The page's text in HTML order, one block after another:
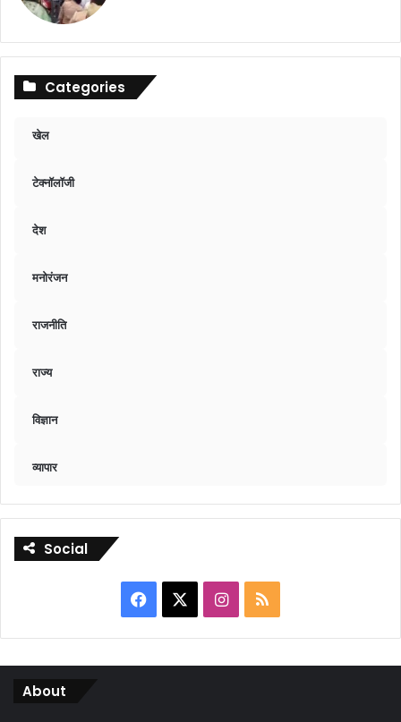
Categories
खेल
टेक्नॉलॉजी
देश
मनोरंजन
राजनीति
राज्य
विज्ञान
व्यापार
Social
Facebook Instagram
RSS
About